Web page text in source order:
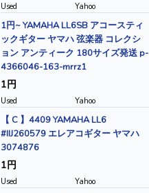
Used Yahoo
1円~ YAMAHA LL6SB アコースティ
ックギター ヤマハ 弦楽器 コレクシ
ョン アンティーク 180サイズ発送 p-
4366046-163-mrrz1
1円
Used Yahoo
【 C 】4409 YAMAHA LL6
#IIJ260579 エレアコギター ヤマハ
3074876
1円
Used Yahoo